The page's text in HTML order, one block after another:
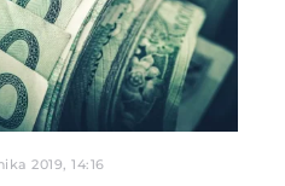
2019, 14:16